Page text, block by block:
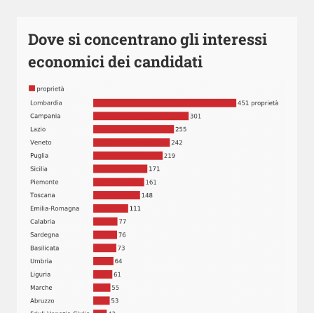
Dove si concentrano gli interessi
economici dei candidati